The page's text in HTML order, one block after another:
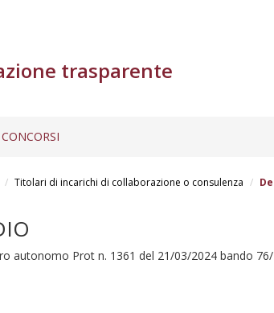
trasparente
Titolari di incarichi di collaborazione o consulenza
autonomo Prot n. 1361 del 21/03/2024 bando